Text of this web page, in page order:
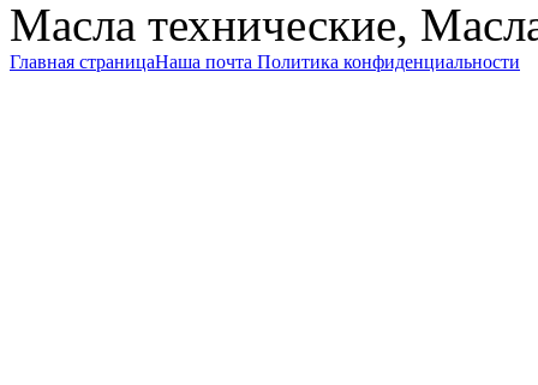
Масла технические,
Главная страницаНаша почта Политика конфиденциальности